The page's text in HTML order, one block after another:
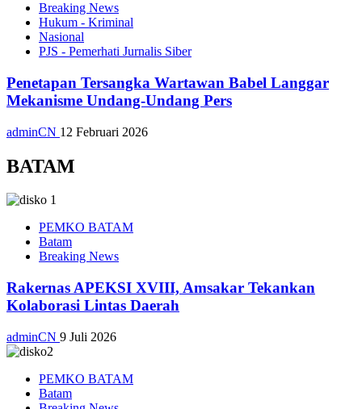
Breaking News
Hukum - Kriminal
Nasional
PJS - Pemerhati Jurnalis Siber
Penetapan Tersangka Wartawan Babel Langgar
Mekanisme Undang-Undang Pers
adminCN 12 Februari 2026
BATAM
PEMKO BATAM
Batam
Breaking News
Rakernas APEKSI XVIII, Amsakar Tekankan
Kolaborasi Lintas Daerah
adminCN 9 Juli 2026
PEMKO BATAM
Batam